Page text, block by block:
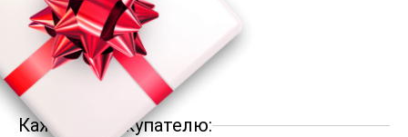
Каждому покупателю: